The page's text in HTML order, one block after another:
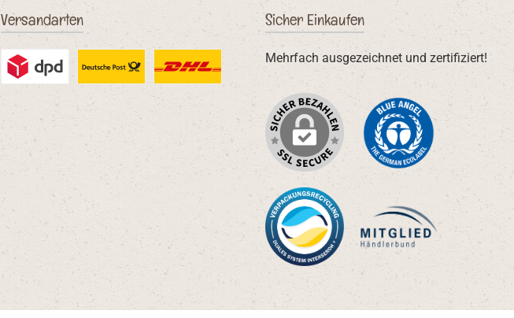
Versandarten
DHL Standardversand
Benutzerdefiniertes Bild 3
Sicher Einkaufen
Mehrfach ausgezeichnet und zertifiziert!